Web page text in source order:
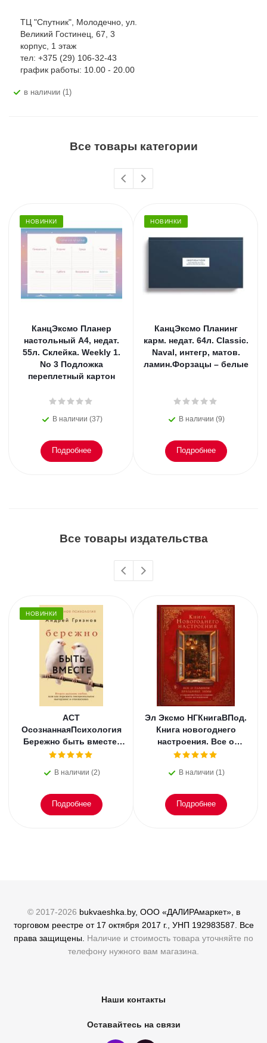
ТЦ "Спутник", Молодечно, ул.
Великий Гостинец, 67, 3
корпус, 1 этаж
тел: +375 (29) 106-32-43
график работы: 10.00 - 20.00
В наличии (1)
Все товары категории
НОВИНКИ
КанцЭксмо Планер
настольный А4, недат.
55л. Склейка. Weekly 1.
No 3 Подложка
переплетный картон
В наличии (37)
Подробнее
НОВИНКИ
КанцЭксмо Планинг
карм. недат. 64л. Classic.
Naval, интегр, матов.
ламин.Форзацы – белые
В наличии (9)
Подробнее
Все товары издательства
НОВИНКИ
АСТ
ОсознаннаяПсихология
Бережно быть вместе.
Второе дыхание любви,
эмоциональное
В наличии (2)
Подробнее
Эл Эксмо НГКнигаВПод.
Книга новогоднего
настроения. Все о
главном празднике
елки
В наличии (1)
Подробнее
© 2017-2026 bukvaeshka.by, ООО «ДАЛИРАмаркет», в
торговом реестре от 17 октября 2017 г., УНП 192983587. Все
права защищены. Наличие и стоимость товара уточняйте по
телефону нужного вам магазина.
Наши контакты
Оставайтесь на связи